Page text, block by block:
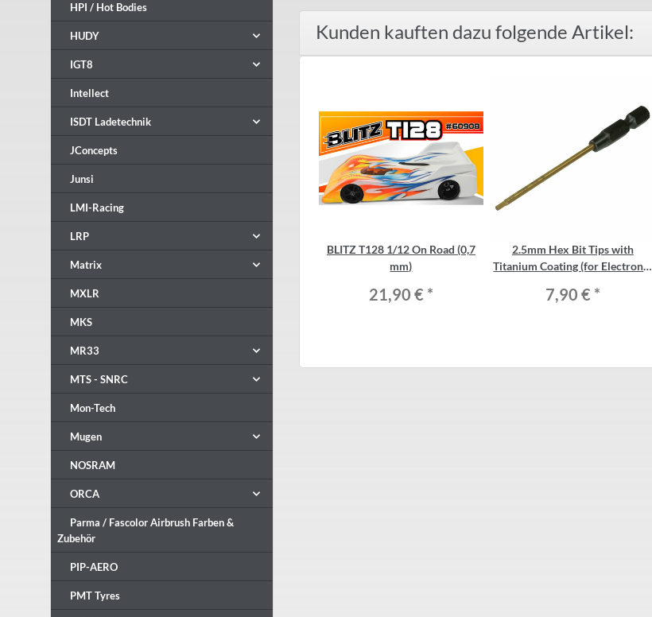
Kunden kauften dazu folgende Artikel:
BLITZ T128 1/12 On Road (0,7
mm)
21,90 € *
2.5mm Hex Bit Tips with
Titanium Coating (for Electronic
7,90 € *
HPI / Hot Bodies
HUDY
IGT8
Intellect
ISDT Ladetechnik
JConcepts
Junsi
LMI-Racing
LRP
Matrix
MXLR
MKS
MR33
MTS - SNRC
Mon-Tech
Mugen
NOSRAM
ORCA
Parma / Fascolor Airbrush Farben &
Zubehör
PIP-AERO
PMT Tyres